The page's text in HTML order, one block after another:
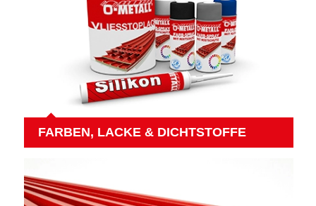
FARBEN, LACKE & DICHTSTOFFE